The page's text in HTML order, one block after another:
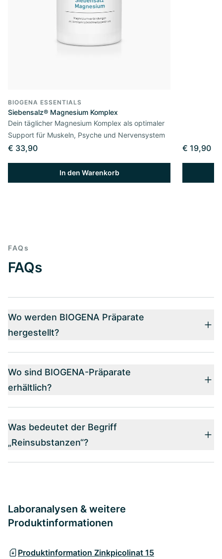
BIOGENA ESSENTIALS
Siebensalz® Magnesium Komplex
Dein täglicher Magnesium Komplex als optimaler
Support für Muskeln, Psyche und Nervensystem
€ 33,90
In den Warenkorb
€ 19,90
FAQs
FAQs
Wo werden BIOGENA Präparate
hergestellt?
Wo sind BIOGENA-Präparate
erhältlich?
Was bedeutet der Begriff
„Reinsubstanzen“?
Laboranalysen & weitere
Produktinformationen
Produktinformation Zinkpicolinat 15